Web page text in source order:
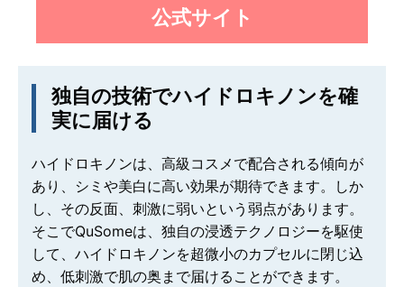
公式サイト
独自の技術でハイドロキノンを確
実に届ける
ハイドロキノンは、高級コスメで配合される傾向が
あり、シミや美白に高い効果が期待できます。しか
し、その反面、刺激に弱いという弱点があります。
そこでQuSomeは、独自の浸透テクノロジーを駆使
して、ハイドロキノンを超微小のカプセルに閉じ込
め、低刺激で肌の奥まで届けることができます。